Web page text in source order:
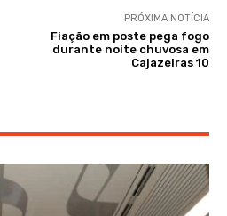
PRÓXIMA NOTÍCIA
Fiação em poste pega fogo
durante noite chuvosa em
Cajazeiras 10